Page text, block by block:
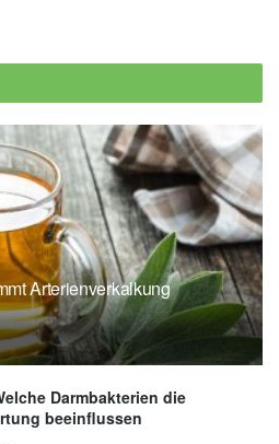
Arterienverkalkung
Darmbakterien die
beeinflussen